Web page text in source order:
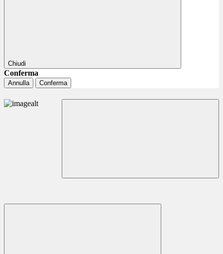
Chiudi
Conferma
Annulla Conferma